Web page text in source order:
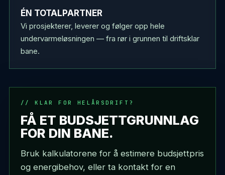
ÉN TOTALPARTNER
Vi prosjekterer, leverer og følger opp hele
undervarmeløsningen — fra rør i grunnen til driftsklar
bane.
KLAR FOR HELÅRSDRIFT?
FÅ ET BUDSJETTGRUNNLAG
FOR DIN BANE.
Bruk kalkulatorene for å estimere budsjettpris
og energibehov, eller ta kontakt for en